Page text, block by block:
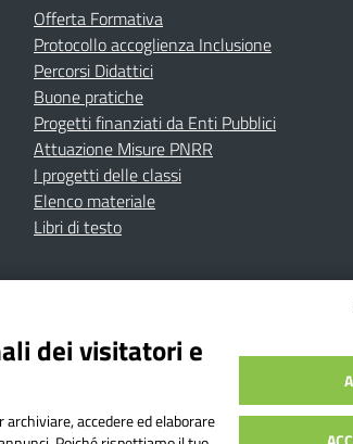
Offerta Formativa
Protocollo accoglienza Inclusione
Percorsi Didattici
Buone pratiche
Progetti finanziati da Enti Pubblici
Attuazione Misure PNRR
I progetti delle classi
Elenco materiale
Libri di testo
ContattiNote Legali
| P.E.C.:
| Codice IPA: istsc_toic84200d |
dei visitatori e
accedere ed elaborare